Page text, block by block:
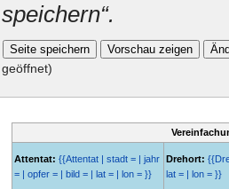
speichern“.
geöffnet)
Attentat: {{Attentat | stadt = | jahr
= | opfer = | bild = | lat = | lon = }}
Drehort:
lat = | lon = }}